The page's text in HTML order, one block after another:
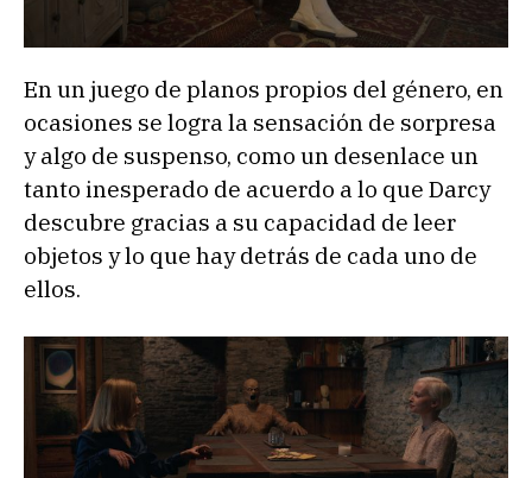
En un juego de planos propios del género, en
ocasiones se logra la sensación de sorpresa
y algo de suspenso, como un desenlace un
tanto inesperado de acuerdo a lo que Darcy
descubre gracias a su capacidad de leer
objetos y lo que hay detrás de cada uno de
ellos.